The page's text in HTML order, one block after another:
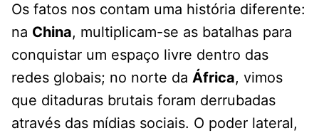
Os fatos nos contam uma história diferente:
na China, multiplicam-se as batalhas para
conquistar um espaço livre dentro das
redes globais; no norte da África, vimos
que ditaduras brutais foram derrubadas
através das mídias sociais. O poder lateral,